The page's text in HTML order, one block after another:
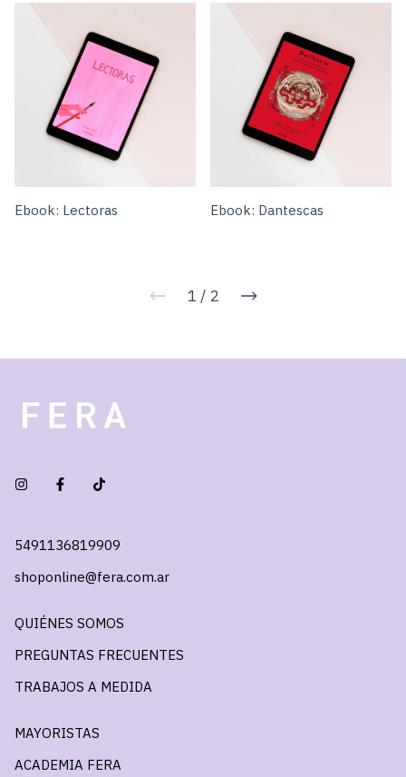
Ebook: Lectoras Ebook: Dantescas
1 / 2
5491136819909
shoponline@fera.com.ar
QUIÉNES SOMOS
PREGUNTAS FRECUENTES
TRABAJOS A MEDIDA
MAYORISTAS
ACADEMIA FERA